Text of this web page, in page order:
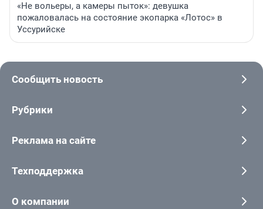
«Не вольеры, а камеры пыток»: девушка
пожаловалась на состояние экопарка «Лотос» в
Уссурийске
Сообщить новость
Рубрики
Реклама на сайте
Техподдержка
О компании